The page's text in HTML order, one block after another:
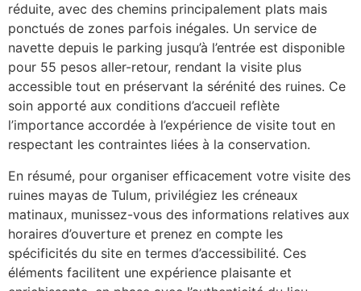
réduite, avec des chemins principalement plats mais
ponctués de zones parfois inégales. Un service de
navette depuis le parking jusqu’à l’entrée est disponible
pour 55 pesos aller-retour, rendant la visite plus
accessible tout en préservant la sérénité des ruines. Ce
soin apporté aux conditions d’accueil reflète
l’importance accordée à l’expérience de visite tout en
respectant les contraintes liées à la conservation.
En résumé, pour organiser efficacement votre visite des
ruines mayas de Tulum, privilégiez les créneaux
matinaux, munissez-vous des informations relatives aux
horaires d’ouverture et prenez en compte les
spécificités du site en termes d’accessibilité. Ces
éléments facilitent une expérience plaisante et